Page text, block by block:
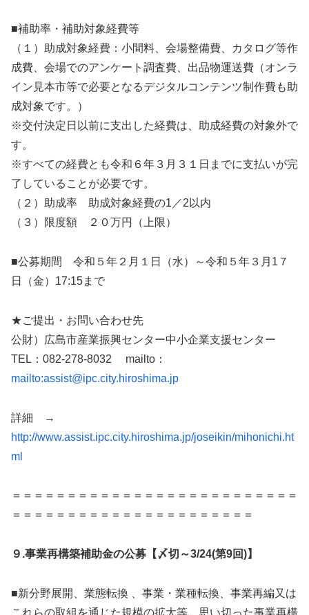
■補助率・補助対象経費等
（１）助成対象経費：小間料、会場整備費、カタログ等作
成費、会場でのアンケート調査費、出品物運送費（オンラ
イン見本市等で必要となるデジタルコンテンツ制作費も助
成対象です。）
※交付決定日以前に支出した経費は、助成経費の対象外で
す。
※すべての経費とも令和６年３月３１日までに支払いが完
了していることが必要です。
（２）助成率 助成対象経費の1／2以内
（３）限度額 ２０万円（上限）
■公募期間 令和５年２月１日（水）～令和５年３月1７
日（金）17:15まで
★ご提出・お問い合わせ先
公財）広島市産業振興センター中小企業支援センター
TEL：082-278-8032 mailto：
mailto:assist@ipc.city.hiroshima.jp
詳細 →
http://www.assist.ipc.city.hiroshima.jp/joseikin/mihonichi.ht
ml
＝＝＝＝＝＝＝＝＝＝＝＝＝＝＝＝＝＝＝＝＝＝＝＝＝＝
＝＝＝＝＝＝＝＝＝＝＝＝＝＝＝＝＝＝＝＝＝＝
９.事業再構築補助金の公募【〆切～3/24(第9回)】
■新分野展開、業態転換 、事業・業種転換、事業再編又は
これらの取組を通じた規模の拡大等、思い切った事業再構